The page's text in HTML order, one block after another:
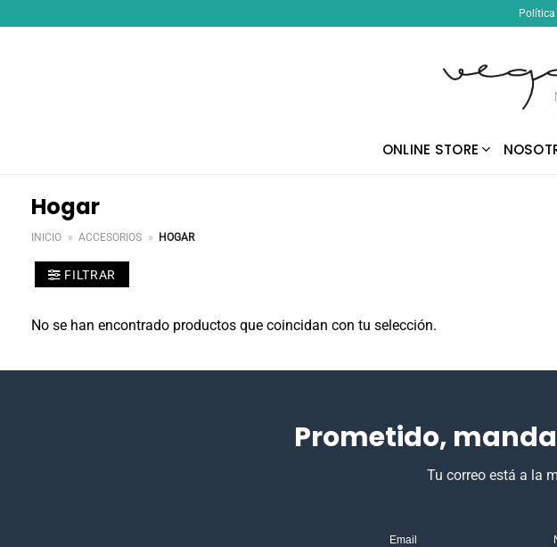
al
Política
ONLINE STORE
Hogar
INICIO » ACCESORIOS » HOGAR
FILTRAR
No se han encontrado productos que coincidan con tu selección.
Prometido,
Tu correo está a la
Email